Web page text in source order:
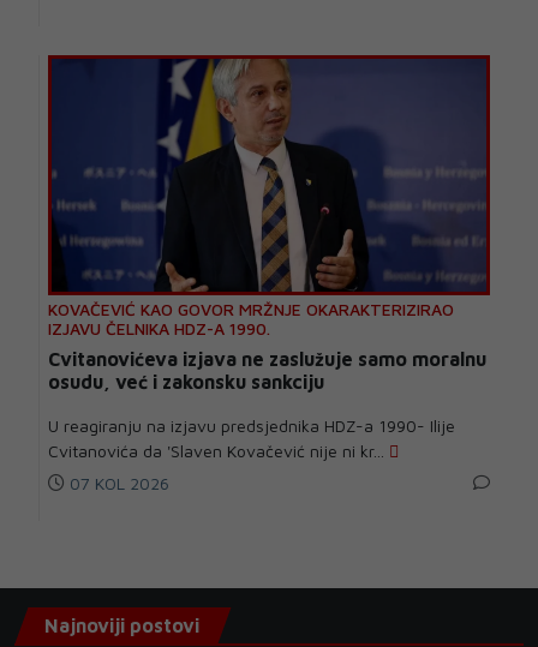
KOVAČEVIĆ KAO GOVOR MRŽNJE OKARAKTERIZIRAO
IZJAVU ČELNIKA HDZ-A 1990.
Cvitanovićeva izjava ne zaslužuje samo moralnu
osudu, već i zakonsku sankciju
U reagiranju na izjavu predsjednika HDZ-a 1990- Ilije
Cvitanovića da 'Slaven Kovačević nije ni kr...
07 KOL 2026
Najnoviji postovi